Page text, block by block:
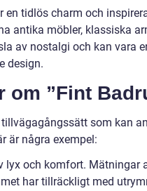
en tidlös charm och
antika möbler, klassiska
av nostalgi och kan vara
design.
om ”Fint
som kan
är några exempel:
lyx och komfort. Mätningar
har tillräckligt med